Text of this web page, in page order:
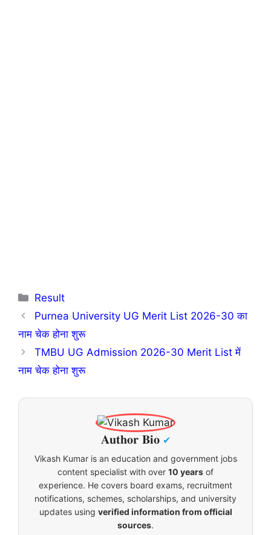
Categories
Result
Purnea University UG Merit List 2026-30 का
नाम चेक होना शुरू
TMBU UG Admission 2026-30 Merit List में
नाम चेक होना शुरू
𝐀𝐮𝐭𝐡𝐨𝐫 𝐁𝐢𝐨 ✔
Vikash Kumar is an education and government jobs
content specialist with over 10 years of
experience. He covers board exams, recruitment
notifications, schemes, scholarships, and university
updates using verified information from official
sources.